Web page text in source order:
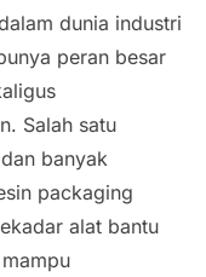
dunia industri
peran besar
Salah satu
banyak
packaging
alat bantu